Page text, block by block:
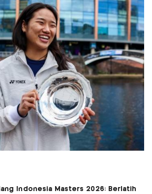
Indonesia Masters 2026: Berlatih